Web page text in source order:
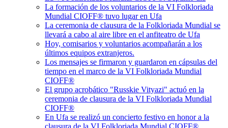
La formación de los voluntarios de la VI Folkloriada
Mundial CIOFF® tuvo lugar en Ufa
La ceremonia de clausura de la Folkloriada Mundial se
llevará a cabo al aire libre en el anfiteatro de Ufa
Hoy, comisarios y voluntarios acompañarán a los
últimos equipos extranjeros.
Los mensajes se firmaron y guardaron en cápsulas del
tiempo en el marco de la VI Folkloriada Mundial
CIOFF®️
El grupo acrobático "Russkie Vityazi" actuó en la
ceremonia de clausura de la VI Folkloriada Mundial
CIOFF®️
En Ufa se realizó un concierto festivo en honor a la
clausura de la VI Folkloriada Mundial CIOFF®️